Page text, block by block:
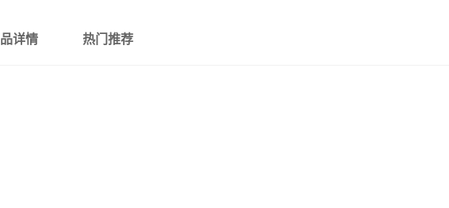
详情 热门推荐